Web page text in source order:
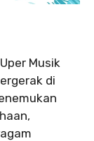
Musik
di